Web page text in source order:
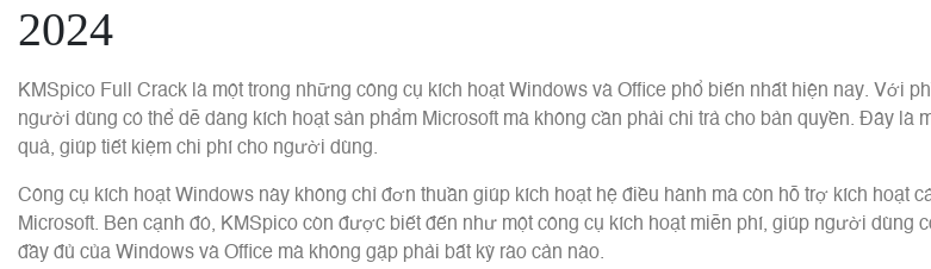
2024
KMSpico Full Crack là một trong những công cụ kích hoạt Windows và Office phổ biến nhất hiện nay. Với
người dùng có thể dễ dàng kích hoạt sản phẩm Microsoft mà không cần phải chi trả cho bản quyền. Đây là
quả, giúp tiết kiệm chi phí cho người dùng.
Công cụ kích hoạt Windows này không chỉ đơn thuần giúp kích hoạt hệ điều hành mà còn hỗ trợ kích hoạt
Microsoft. Bên cạnh đó, KMSpico còn được biết đến như một công cụ kích hoạt miễn phí, giúp người dùng
đầy đủ của Windows và Office mà không gặp phải bất kỳ rào cản nào.